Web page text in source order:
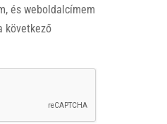
és weboldalcímem
következő